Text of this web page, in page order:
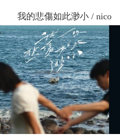
我的悲傷如此渺小 / nico